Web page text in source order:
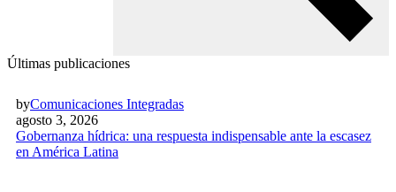
Últimas publicaciones
byComunicaciones Integradas
agosto 3, 2026
Gobernanza hídrica: una respuesta indispensable ante la escasez
en América Latina